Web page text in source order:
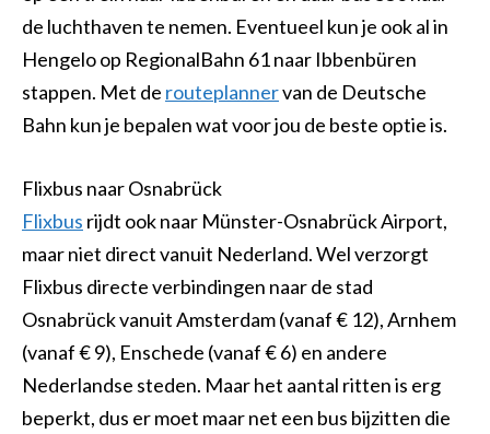
de luchthaven te nemen. Eventueel kun je ook al in
Hengelo op RegionalBahn 61 naar Ibbenbüren
stappen. Met de routeplannervan de Deutsche
Bahn kun je bepalen wat voor jou de beste optie is.
Flixbus naar Osnabrück
Flixbus rijdt ook naar Münster-Osnabrück Airport,
maar niet direct vanuit Nederland. Wel verzorgt
Flixbus directe verbindingen naar de stad
Osnabrück vanuit Amsterdam (vanaf € 12), Arnhem
(vanaf € 9), Enschede (vanaf € 6) en andere
Nederlandse steden. Maar het aantal ritten is erg
beperkt, dus er moet maar net een bus bijzitten die